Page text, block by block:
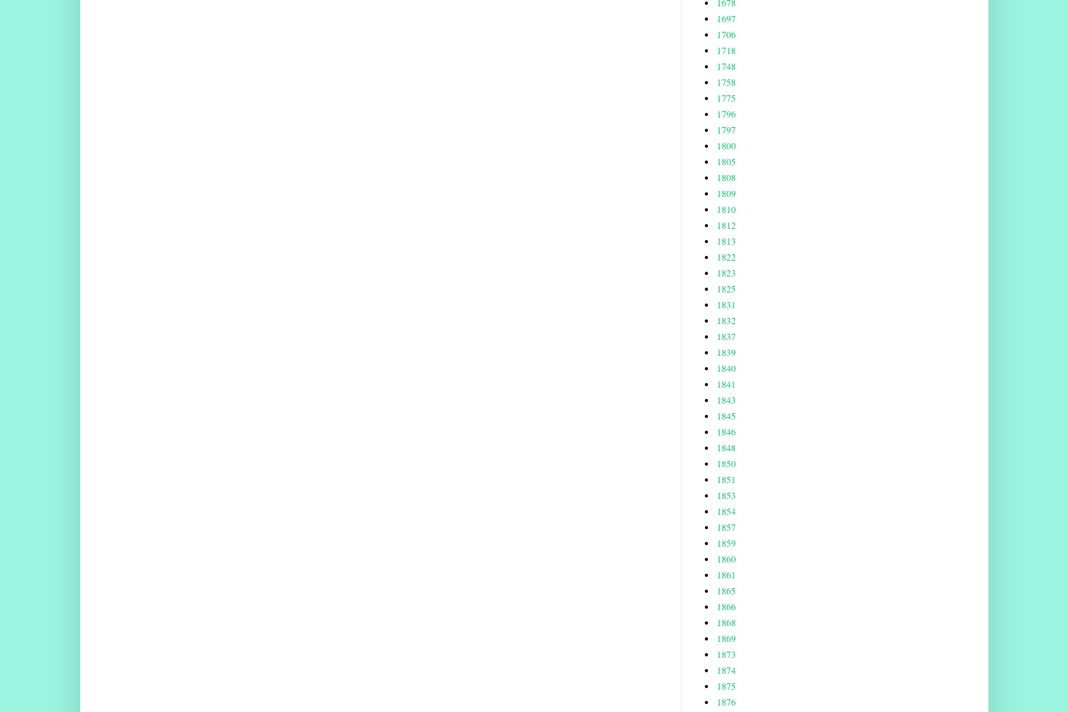
1697
1706
1718
1748
1758
1775
1796
1797
1800
1805
1808
1809
1810
1812
1813
1822
1823
1825
1831
1832
1837
1839
1840
1841
1843
1845
1846
1848
1850
1851
1853
1854
1857
1859
1860
1861
1865
1866
1868
1869
1873
1874
1875
1876